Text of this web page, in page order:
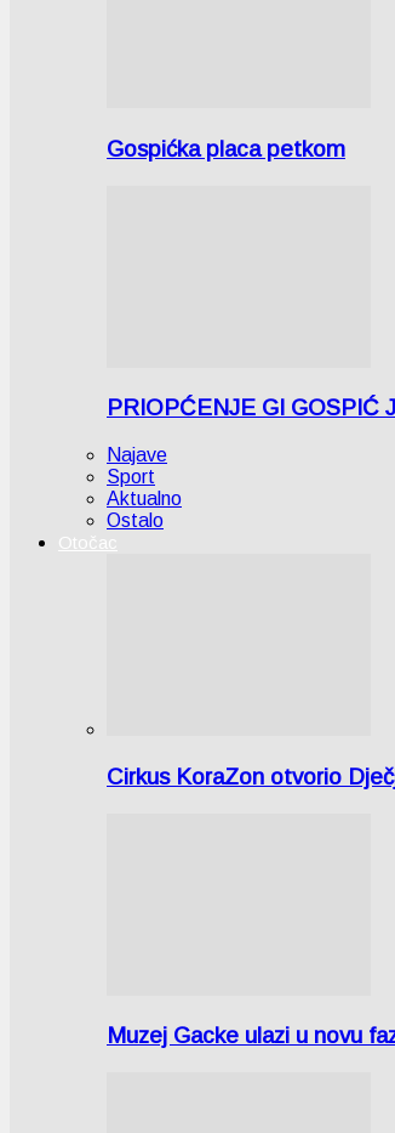
Gospićka placa petkom
PRIOPĆENJE GI GOSPIĆ
Najave
Sport
Aktualno
Ostalo
Otočac
Cirkus KoraZon otvorio
Muzej Gacke ulazi u novu